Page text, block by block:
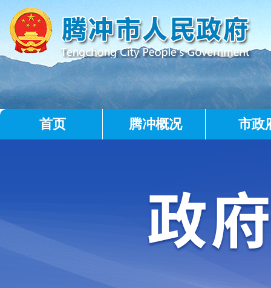
首页 腾冲概况 市政